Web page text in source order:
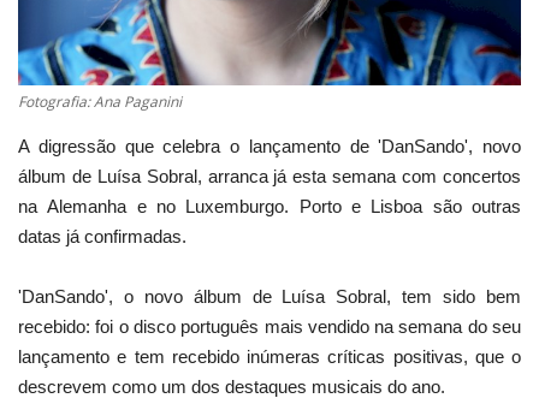
Lazer
Ambiente
Fotografia: Ana Paganini
A digressão que celebra o lançamento de 'DanSando', novo
álbum de Luísa Sobral, arranca já esta semana com concertos
na Alemanha e no Luxemburgo. Porto e Lisboa são outras
datas já confirmadas.
'DanSando', o novo álbum de Luísa Sobral, tem sido bem
recebido: foi o disco português mais vendido na semana do seu
lançamento e tem recebido inúmeras críticas positivas, que o
descrevem como um dos destaques musicais do ano.